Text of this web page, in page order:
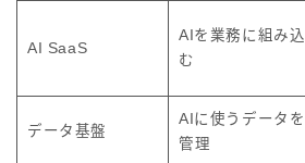
AI SaaS
AIを業務に組み込
む
データ基盤
AIに使うデータを
管理